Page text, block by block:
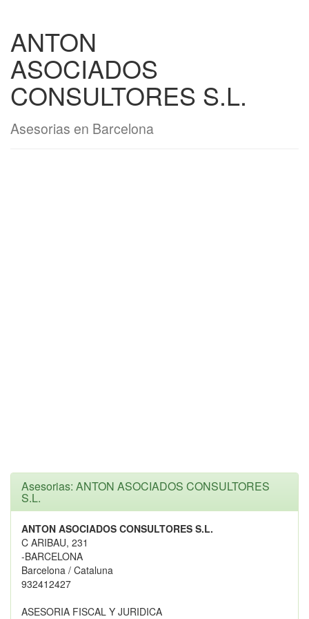
ANTON
ASOCIADOS
CONSULTORES S.L.
Asesorias en Barcelona
Asesorias: ANTON ASOCIADOS CONSULTORES
S.L.
ANTON ASOCIADOS CONSULTORES S.L.
C ARIBAU, 231
-BARCELONA
Barcelona / Cataluna
932412427
ASESORIA FISCAL Y JURIDICA